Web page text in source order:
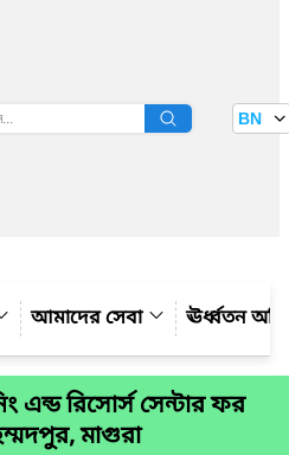
বাতায়ন BN
আমাদের সেবা ঊর্ধ্বতন
এন্ড রিসোর্স সেন্টার ফর
মাগুরা